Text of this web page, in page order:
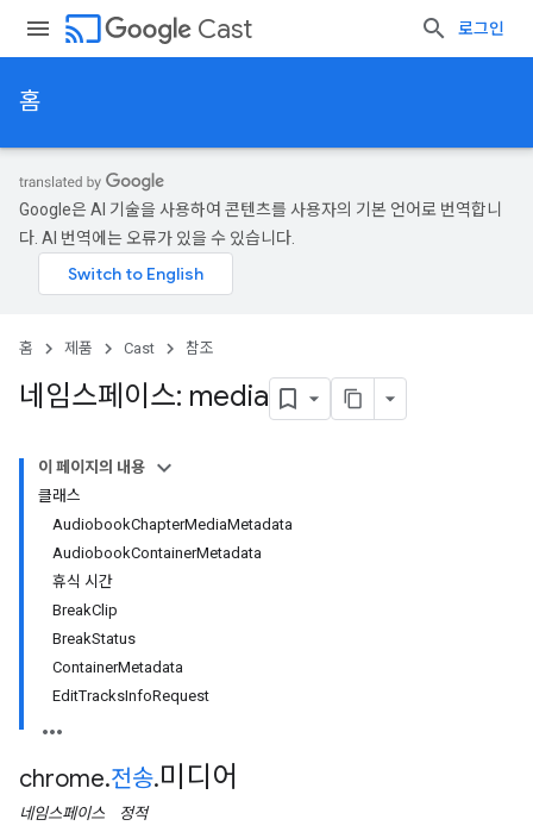
cast Cast 로그인
홈
Google은 AI 기술을 사용하여 콘텐츠를 사용자의 기본 언어로 번역합니
다. AI 번역에는 오류가 있을 수 있습니다.
홈 제품 Cast 참조
네임스페이스: media
이 페이지의 내용
클래스
AudiobookChapterMediaMetadata
AudiobookContainerMetadata
휴식 시간
BreakClip
BreakStatus
ContainerMetadata
EditTracksInfoRequest
chrome.전송.미디어
네임스페이스 정적